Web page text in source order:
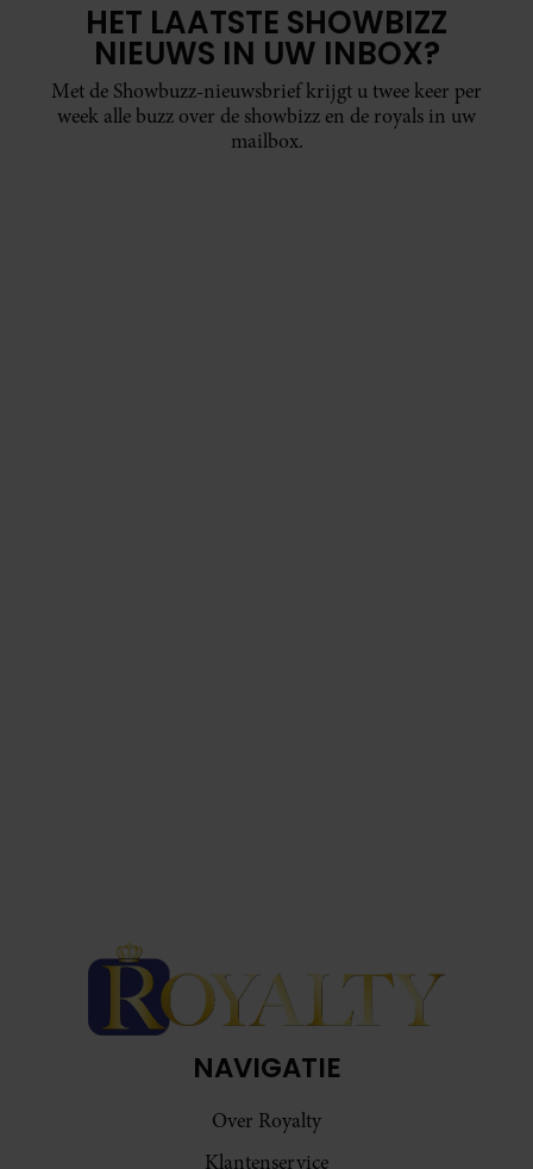
HET LAATSTE SHOWBIZZ
NIEUWS IN UW INBOX?
Met de Showbuzz-nieuwsbrief krijgt u twee keer per
week alle buzz over de showbizz en de royals in uw
mailbox.
NAVIGATIE
Over Royalty
Klantenservice